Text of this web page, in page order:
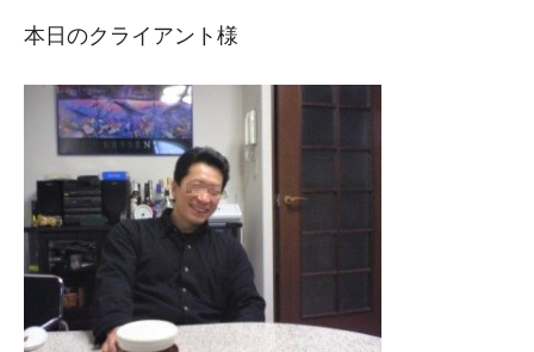
M
本日のクライアント様